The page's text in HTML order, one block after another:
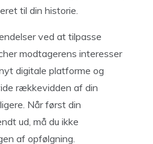
til din historie.
ved at tilpasse
modtagerens interesser
digitale platforme og
rækkevidden af din
Når først din
ud, må du ikke
af opfølgning.